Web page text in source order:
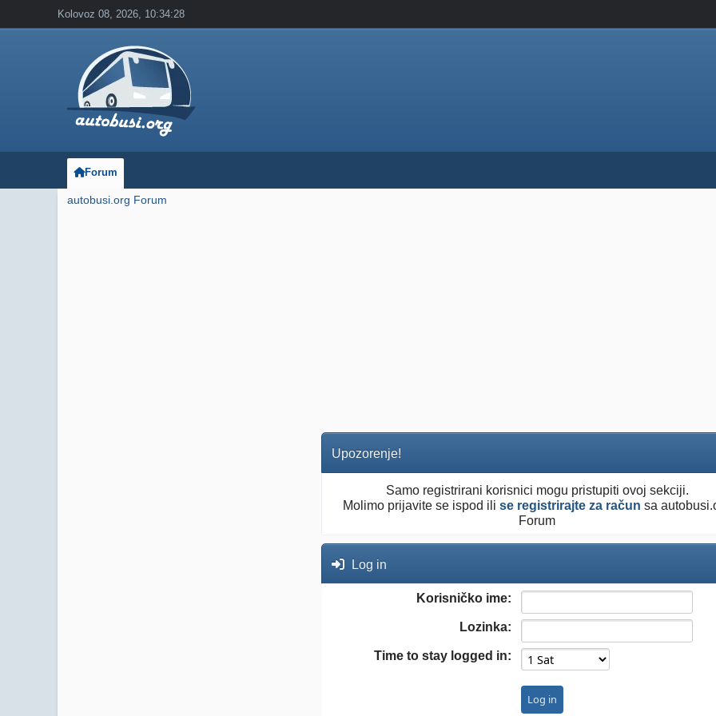
Kolovoz 08, 2026, 10:34:28
Forum
autobusi.org Forum
Upozorenje!
Samo registrirani korisnici mogu pristupiti ovoj sekciji.
Molimo prijavite se ispod ili se registrirajte za račun sa
Forum
Log in
Korisničko ime:
Lozinka:
Time to stay logged in: